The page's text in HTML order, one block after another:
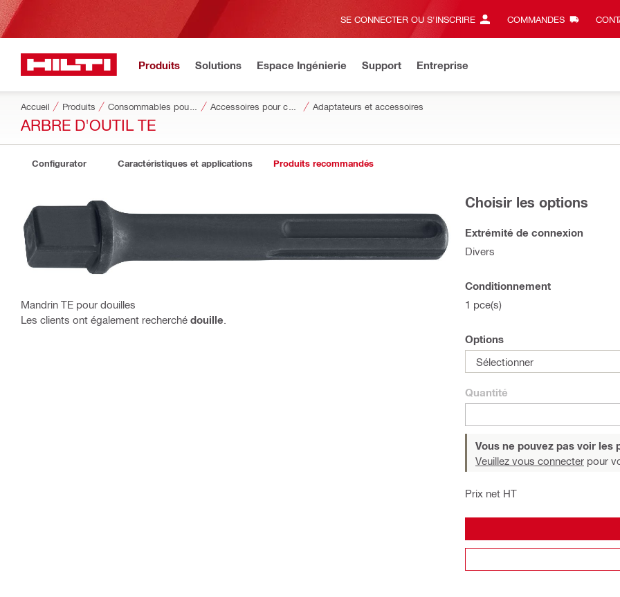
SE CONNECTER OU S'INSCRIRE COMMANDES
Produits Solutions Espace Ingénierie Support Entreprise
Accueil Produits Adaptateurs et accessoires
ARBRE D'OUTIL TE
Configurator Caractéristiques et applications Produits recommandés
Mandrin TE pour douilles
Les clients ont également recherché douille
Choisir les options
Extrémité de connexion
Divers
Conditionnement
1 pce(s)
Options
Sélectionner
Quantité
Vous ne pouvez pas voir les
Veuillez vous connecter pour
Prix net HT